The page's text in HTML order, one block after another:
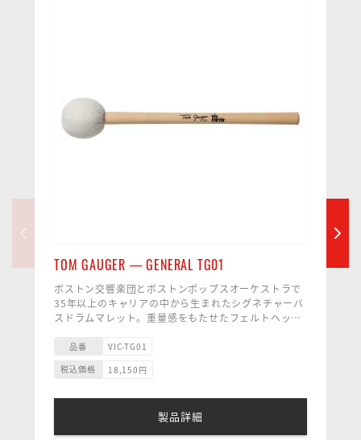
TOM GAUGER — GENERAL TG01
ボストン交響楽団とボストンポップスオーケストラで
35年以上のキャリアの中から生まれたシグネチャーバ
スドラムマレット。重量感をもたせたフェルトヘッド
の負担を軽減させ、最小限の力で最大のパワーを引き
ヘッド長さ 70mm／径70mm
ヘッド形状 ラウンド型
品番
VIC-TG01
税込価格
18,150 円
製品詳細